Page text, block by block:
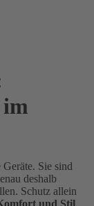
Sie sind
deshalb
Schutz allein
und Stil.